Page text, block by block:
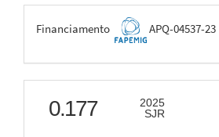
FAPEMIG
Financiamento APQ-04537-23
scimago
0.177
2025
SJR